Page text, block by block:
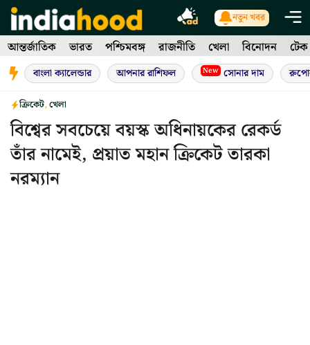
Skip
to
content
নতুন খবর
আন্তর্জাতিক ভারত পশ্চিমবঙ্গ রাজনীতি খেলা বিনোদন টেক
বাংলা ক্যালেন্ডার আপনার রাশিফল New সোনার দাম
ক্রিকেট,খেলা
বিশ্বের সবচেয়ে বয়স্ক অধিনায়কের রেকর্ড
তাঁর নামেই, প্রয়াত মহান ক্রিকেট তারকা
নরম্যান